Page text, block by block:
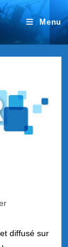
Menu
diffusé sur